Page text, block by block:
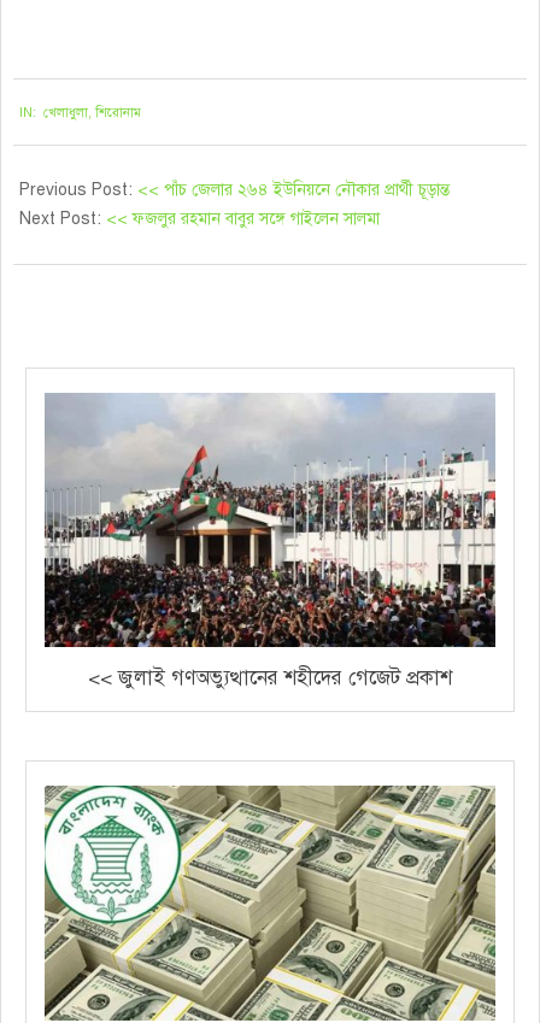
IN: খেলাধুলা,শিরোনাম
Previous Post: << পাঁচ জেলার ২৬৪ ইউনিয়নে নৌকার প্রার্থী চূড়ান্ত
Next Post: << ফজলুর রহমান বাবুর সঙ্গে গাইলেন সালমা
<< জুলাই গণঅভ্যুত্থানের শহীদের গেজেট প্রকাশ